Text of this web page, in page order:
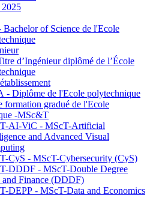
2025
of Science de l'Ecole
d’Ingénieur diplômé de l’École
- Diplôme de l'Ecole polytechnique
formation gradué de l'Ecole
-MSc&T
AI-ViC - MScT-Artificial
and Advanced Visual
CyS - MScT-Cybersecurity (CyS)
DDDF - MScT-Double Degree
and Finance (DDDF)
DEPP - MScT-Data and Economics